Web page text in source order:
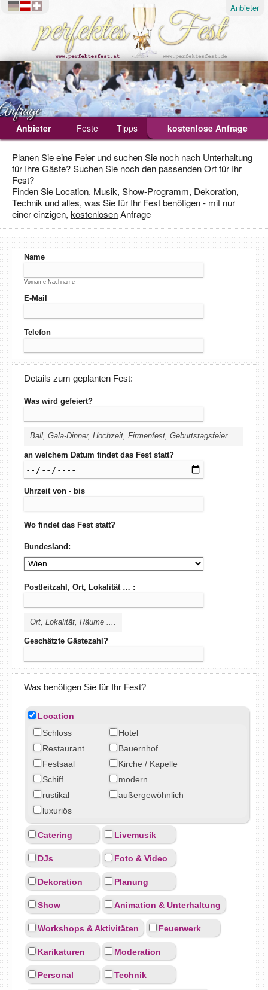
Anbieter
Anbieter
Feste
Geburtstagsfeier
Hochzeit
Weihnachtsfeier
Tipps kostenlose Anfrage
Planen Sie eine Feier und suchen Sie noch nach Unterhaltung
für Ihre Gäste? Suchen Sie noch den passenden Ort für Ihr
Fest?
Finden Sie Location, Musik, Show-Programm, Dekoration,
Technik und alles, was Sie für Ihr Fest benötigen - mit nur
einer einzigen, kostenlosenAnfrage
Name
Vorname Nachname
E-Mail
Telefon
Details zum geplanten Fest:
Was wird gefeiert?
Ball, Gala-Dinner, Hochzeit, Firmenfest, Geburtstagsfeier ...
an welchem Datum findet das Fest statt?
Uhrzeit von - bis
Wo findet das Fest statt?
Bundesland:
Postleitzahl, Ort, Lokalität … :
Ort, Lokalität, Räume ....
Geschätzte Gästezahl?
Was benötigen Sie für Ihr Fest?
Location
Schloss
Hotel
Restaurant
Bauernhof
Festsaal
Kirche / Kapelle
Schiff
modern
rustikal
außergewöhnlich
luxuriös
Catering Livemusik
DJs Foto & Video
Dekoration Planung
Show Animation & Unterhaltung
Workshops & Aktivitäten Feuerwerk
Karikaturen Moderation
Personal Technik